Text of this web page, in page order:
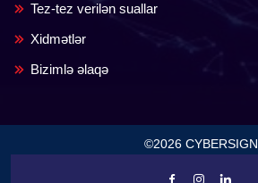
Tez-tez verilən suallar
Xidmətlər
Bizimlə əlaqə
©2026 CYBERSIGN